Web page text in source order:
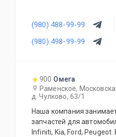
(980) 488-99-99
(980) 498-99-99
900 Омега
Раменское,
д. Чулково, 63/1
Наша компания
запчастей для
Infiniti, Kia, Ford,